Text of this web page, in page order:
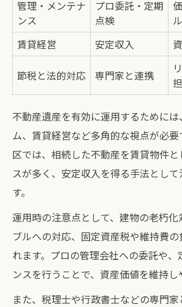
管理・メンテナ
ンス
プロ委託・定期
点検
賃貸経営
安定収入
節税と法的対応 専門家と連携
不動産遺産を有効に運用するために
ム、賃貸経営など多角的な視点が必
区では、相続した不動産を賃貸物件
スが多く、安定収入を得る手法とし
す。
運用時の注意点として、建物の老朽化
ブルへの対応、固定資産税や維持費
れます。プロの管理会社への委託や
ンスを行うことで、資産価値を維持し
また、税理士や行政書士などの専門